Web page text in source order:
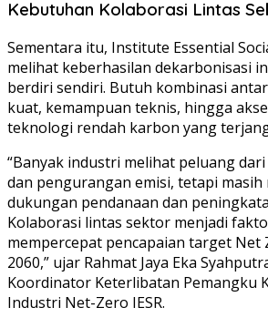
Kebutuhan Kolaborasi Lintas
Sementara itu, Institute Essential
melihat keberhasilan dekarbonisasi
berdiri sendiri. Butuh kombinasi
kuat, kemampuan teknis, hingga
teknologi rendah karbon yang
“Banyak industri melihat peluang
dan pengurangan emisi, tetapi
dukungan pendanaan dan
Kolaborasi lintas sektor menjadi
mempercepat pencapaian target Net
2060,” ujar Rahmat Jaya Eka
Koordinator Keterlibatan Pemangku
Industri Net-Zero IESR.